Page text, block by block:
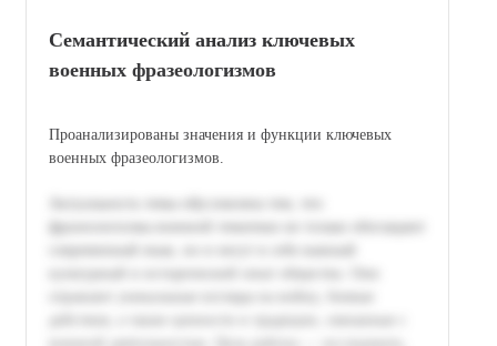
Семантический анализ ключевых
военных фразеологизмов
Проанализированы значения и функции ключевых
военных фразеологизмов.